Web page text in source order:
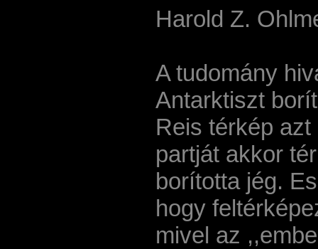
Harold Z.
A tudomány
Antarktiszt
Reis térkép
partját akkor
borította jég.
hogy
mivel az